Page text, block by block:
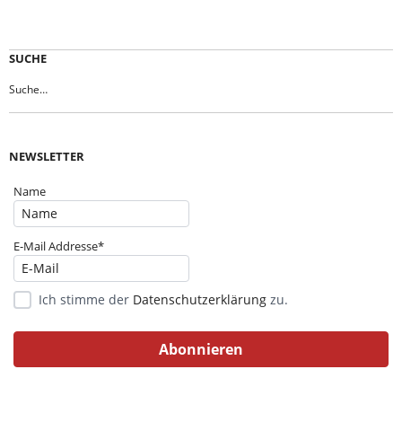
SUCHE
NEWSLETTER
Name
E-Mail Addresse*
Ich stimme der Datenschutzerklärung zu.